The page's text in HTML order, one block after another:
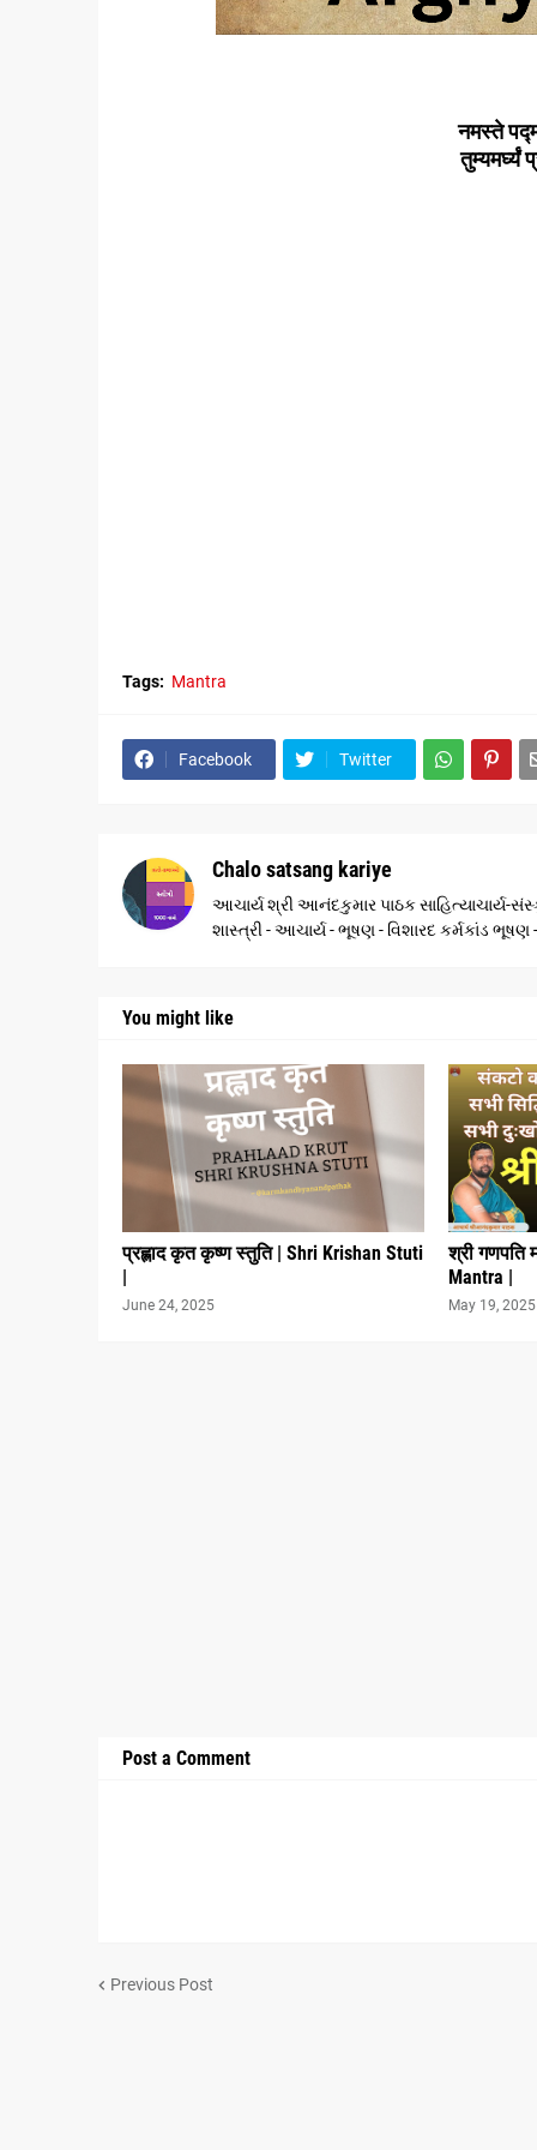
नमस्ते
तुम्यमर्घ्यं
Tags: Mantra
Facebook Twitter
Chalo satsang kariye
આચાર્ય શ્રી આનંદકુમાર પાઠક સાહિત્યાચાર્ય-
શાસ્ત્રી - આચાર્ય - ભૂષણ - વિશારદ કર્મકાંડ ભૂષણ
You might like
प्रह्लाद कृत कृष्ण स्तुति | Shri Krishan Stuti
|
June 24, 2025
श्री गणपति
Mantra |
May 19, 2025
Post a Comment
Previous Post